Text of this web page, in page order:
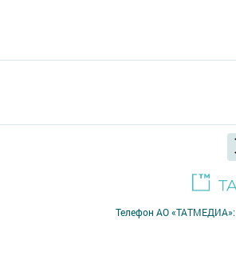
Телефон АО «ТАТМЕДИА»: